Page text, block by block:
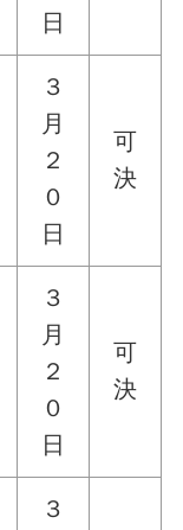
日
３
月
２
０
日
可
決
３
月
２
０
日
可
決
３